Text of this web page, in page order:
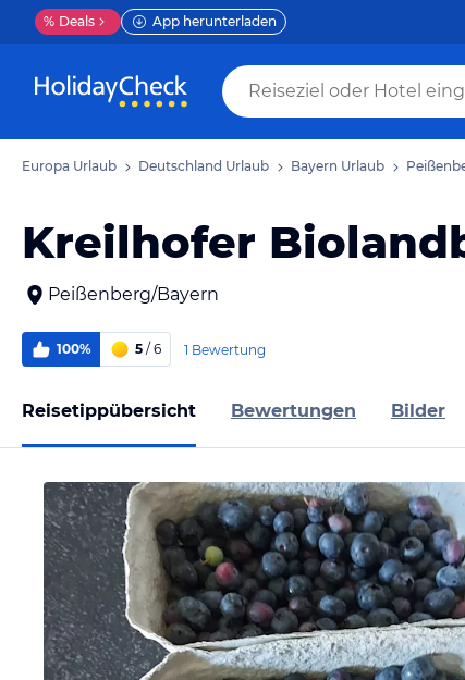
% Deals App herunterladen
Europa Urlaub Deutschland Urlaub Bayern Urlaub
Kreilhofer
Peißenberg/Bayern
100% 5 / 6 1 Bewertung
Reisetippübersicht Bewertungen Bilder